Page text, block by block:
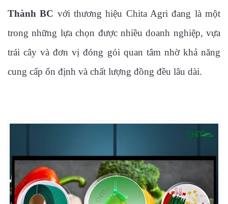
Thành BC với thương hiệu Chita Agri đang là một
trong những lựa chọn được nhiều doanh nghiệp, vựa
trái cây và đơn vị đóng gói quan tâm nhờ khả năng
cung cấp ổn định và chất lượng đồng đều lâu dài.